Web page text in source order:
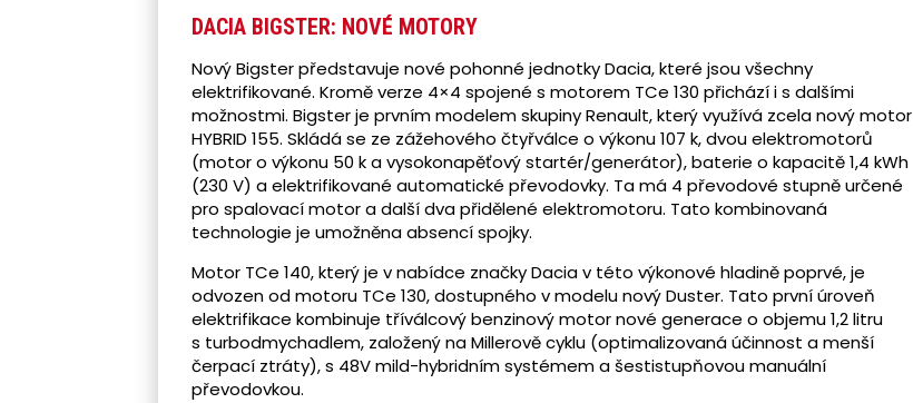
DACIA BIGSTER: NOVÉ MOTORY
Nový Bigster představuje nové pohonné jednotky Dacia, které jsou všechny
elektrifikované. Kromě verze 4×4 spojené s motorem TCe 130 přichází i s dalšími
možnostmi. Bigster je prvním modelem skupiny Renault, který využívá zcela nový motor
HYBRID 155. Skládá se ze zážehového čtyřválce o výkonu 107 k, dvou elektromotorů
(motor o výkonu 50 k a vysokonapěťový startér/generátor), baterie o kapacitě 1,4 kWh
(230 V) a elektrifikované automatické převodovky. Ta má 4 převodové stupně určené
pro spalovací motor a další dva přidělené elektromotoru. Tato kombinovaná
technologie je umožněna absencí spojky.
Motor TCe 140, který je v nabídce značky Dacia v této výkonové hladině poprvé, je
odvozen od motoru TCe 130, dostupného v modelu nový Duster. Tato první úroveň
elektrifikace kombinuje tříválcový benzinový motor nové generace o objemu 1,2 litru
s turbodmychadlem, založený na Millerově cyklu (optimalizovaná účinnost a menší
čerpací ztráty), s 48V mild-hybridním systémem a šestistupňovou manuální
převodovkou.